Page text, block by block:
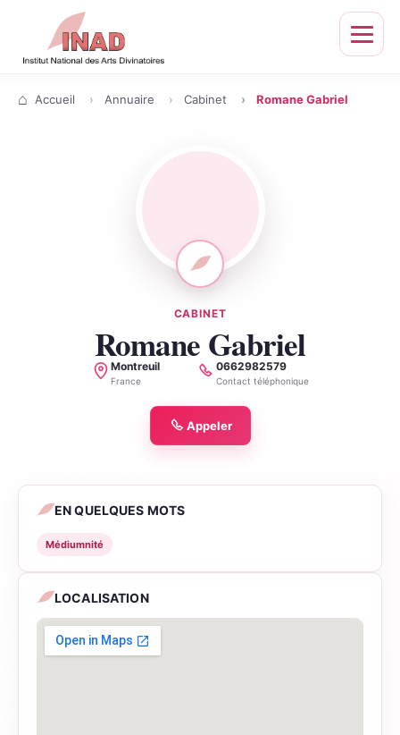
Ouvrir
Accueil Annuaire Cabinet Romane Gabriel
CABINET
Romane Gabriel
Localité
Montreuil
France
Téléphone
0662982579
Contact téléphonique
Appeler
EN QUELQUES MOTS
Médiumnité
LOCALISATION